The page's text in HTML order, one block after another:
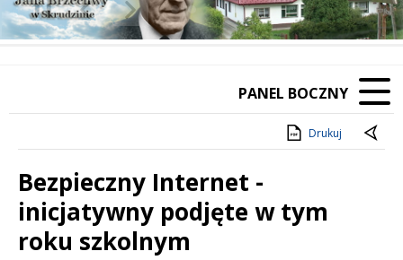
Poprzedni Element
Następny Element
❚❚
PANEL BOCZNY
Drukuj
Bezpieczny Internet -
inicjatywny podjęte w tym
roku szkolnym